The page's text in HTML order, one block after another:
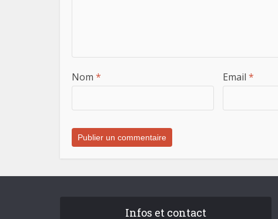
Nom * Email *
Infos et contact